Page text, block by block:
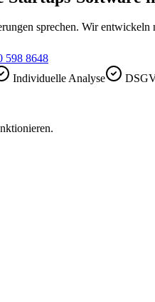
sprechen. Wir
598 8648
Individuelle Analyse